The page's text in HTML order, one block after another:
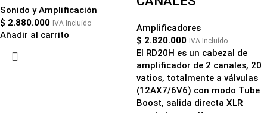
Sonido y Amplificación
$ 2.880.000 IVA Incluído
Añadir al carrito
Amplificadores
$ 2.820.000 IVA Incluído
El RD20H es un cabezal de
amplificador de 2 canales, 20
vatios, totalmente a válvulas
(12AX7/6V6) con modo Tube
Boost, salida directa XLR